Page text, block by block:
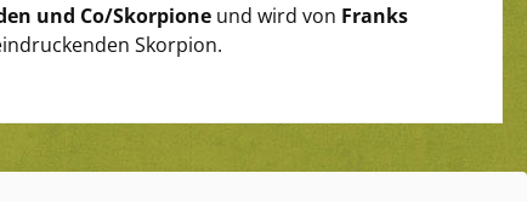
und Co/Skorpione und wird von Franks
Skorpion.